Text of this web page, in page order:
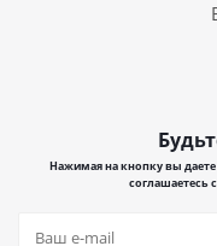
Нажимая на кнопку вы
соглашаетесь с